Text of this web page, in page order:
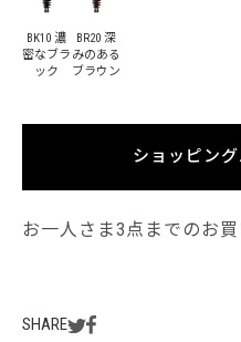
BK10 濃
密なブラ
ック
BR20 深
みのある
ブラウン
ショッピン
お一人さま3点までのお
SHARE